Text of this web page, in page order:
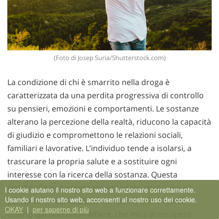
(Foto di Josep Suria/Shutterstock.com)
La condizione di chi è smarrito nella droga è
caratterizzata da una perdita progressiva di controllo
su pensieri, emozioni e comportamenti. Le sostanze
alterano la percezione della realtà, riducono la capacità
di giudizio e compromettono le relazioni sociali,
familiari e lavorative. L’individuo tende a isolarsi, a
trascurare la propria salute e a sostituire ogni
interesse con la ricerca della sostanza. Questa
condizione può essere invertita solo attraverso un
percorso di riabilitazione completo, come quello
offerto dal Narconon Alfiere, che mira al recupero
I cookie aiutano il nostro sito web a funzionare correttamente.
Usando il nostro sito web, acconsenti al nostro uso dei cookie.
OKAY | per saperne di più